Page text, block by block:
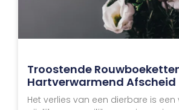
Troostende
Hartverwarmend Afscheid
Het verlies van een dierbare is